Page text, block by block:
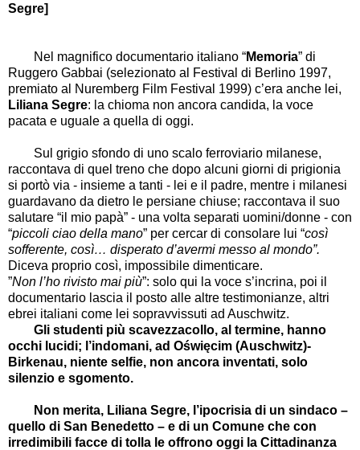
Segre]
Nel magnifico documentario italiano “Memoria” di
Ruggero Gabbai (selezionato al Festival di Berlino 1997,
premiato al
Nuremberg Film Festival 1999) c’era anche lei,
Liliana Segre: la chioma non ancora candida, la voce
pacata e uguale a quella di oggi.
Sul grigio sfondo di uno scalo ferroviario milanese,
raccontava di quel treno che dopo alcuni giorni di prigionia
si portò via - insieme a tanti - lei e il padre, mentre i milanesi
guardavano da dietro le persiane chiuse; raccontava il suo
salutare “il mio papà” - una volta separati uomini/donne - con
“piccoli ciao della mano” per cercar di consolare lui “così
sofferente, così… disperato d’avermi messo al mondo”.
Diceva proprio così, impossibile dimenticare.
”Non l’ho rivisto mai più”: solo qui la voce s’incrina, poi il
documentario lascia il posto alle altre testimonianze, altri
ebrei italiani come lei sopravvissuti ad Auschwitz.
Gli studenti più scavezzacollo, al termine, hanno
occhi lucidi; l’indomani, ad Oświęcim (Auschwitz)-
Birkenau, niente selfie, non ancora inventati, solo
silenzio e sgomento.
Non merita, Liliana Segre, l’ipocrisia di un sindaco –
quello di San Benedetto – e di un Comune che con
irredimibili facce di tolla le offrono oggi la Cittadinanza